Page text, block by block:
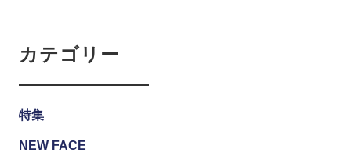
カテゴリー
特集
NEW FACE